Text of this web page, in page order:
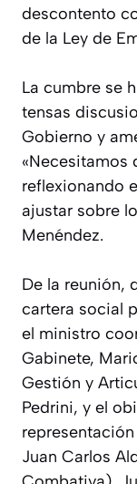
descontento
de la Ley de
La cumbre se
tensas
Gobierno y
«Necesitamos
reflexionando
ajustar sobre
Menéndez.
De la reunión,
cartera social
el ministro
Gabinete,
Gestión y
Pedrini, y el
Juan Carlos